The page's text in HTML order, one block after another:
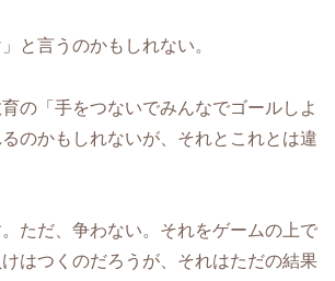
と言うのかもしれない。
の「手をつないでみんなでゴールしよ
のかもしれないが、それとこれとは違
ただ、争わない。それをゲームの上で
はつくのだろうが、それはただの結果